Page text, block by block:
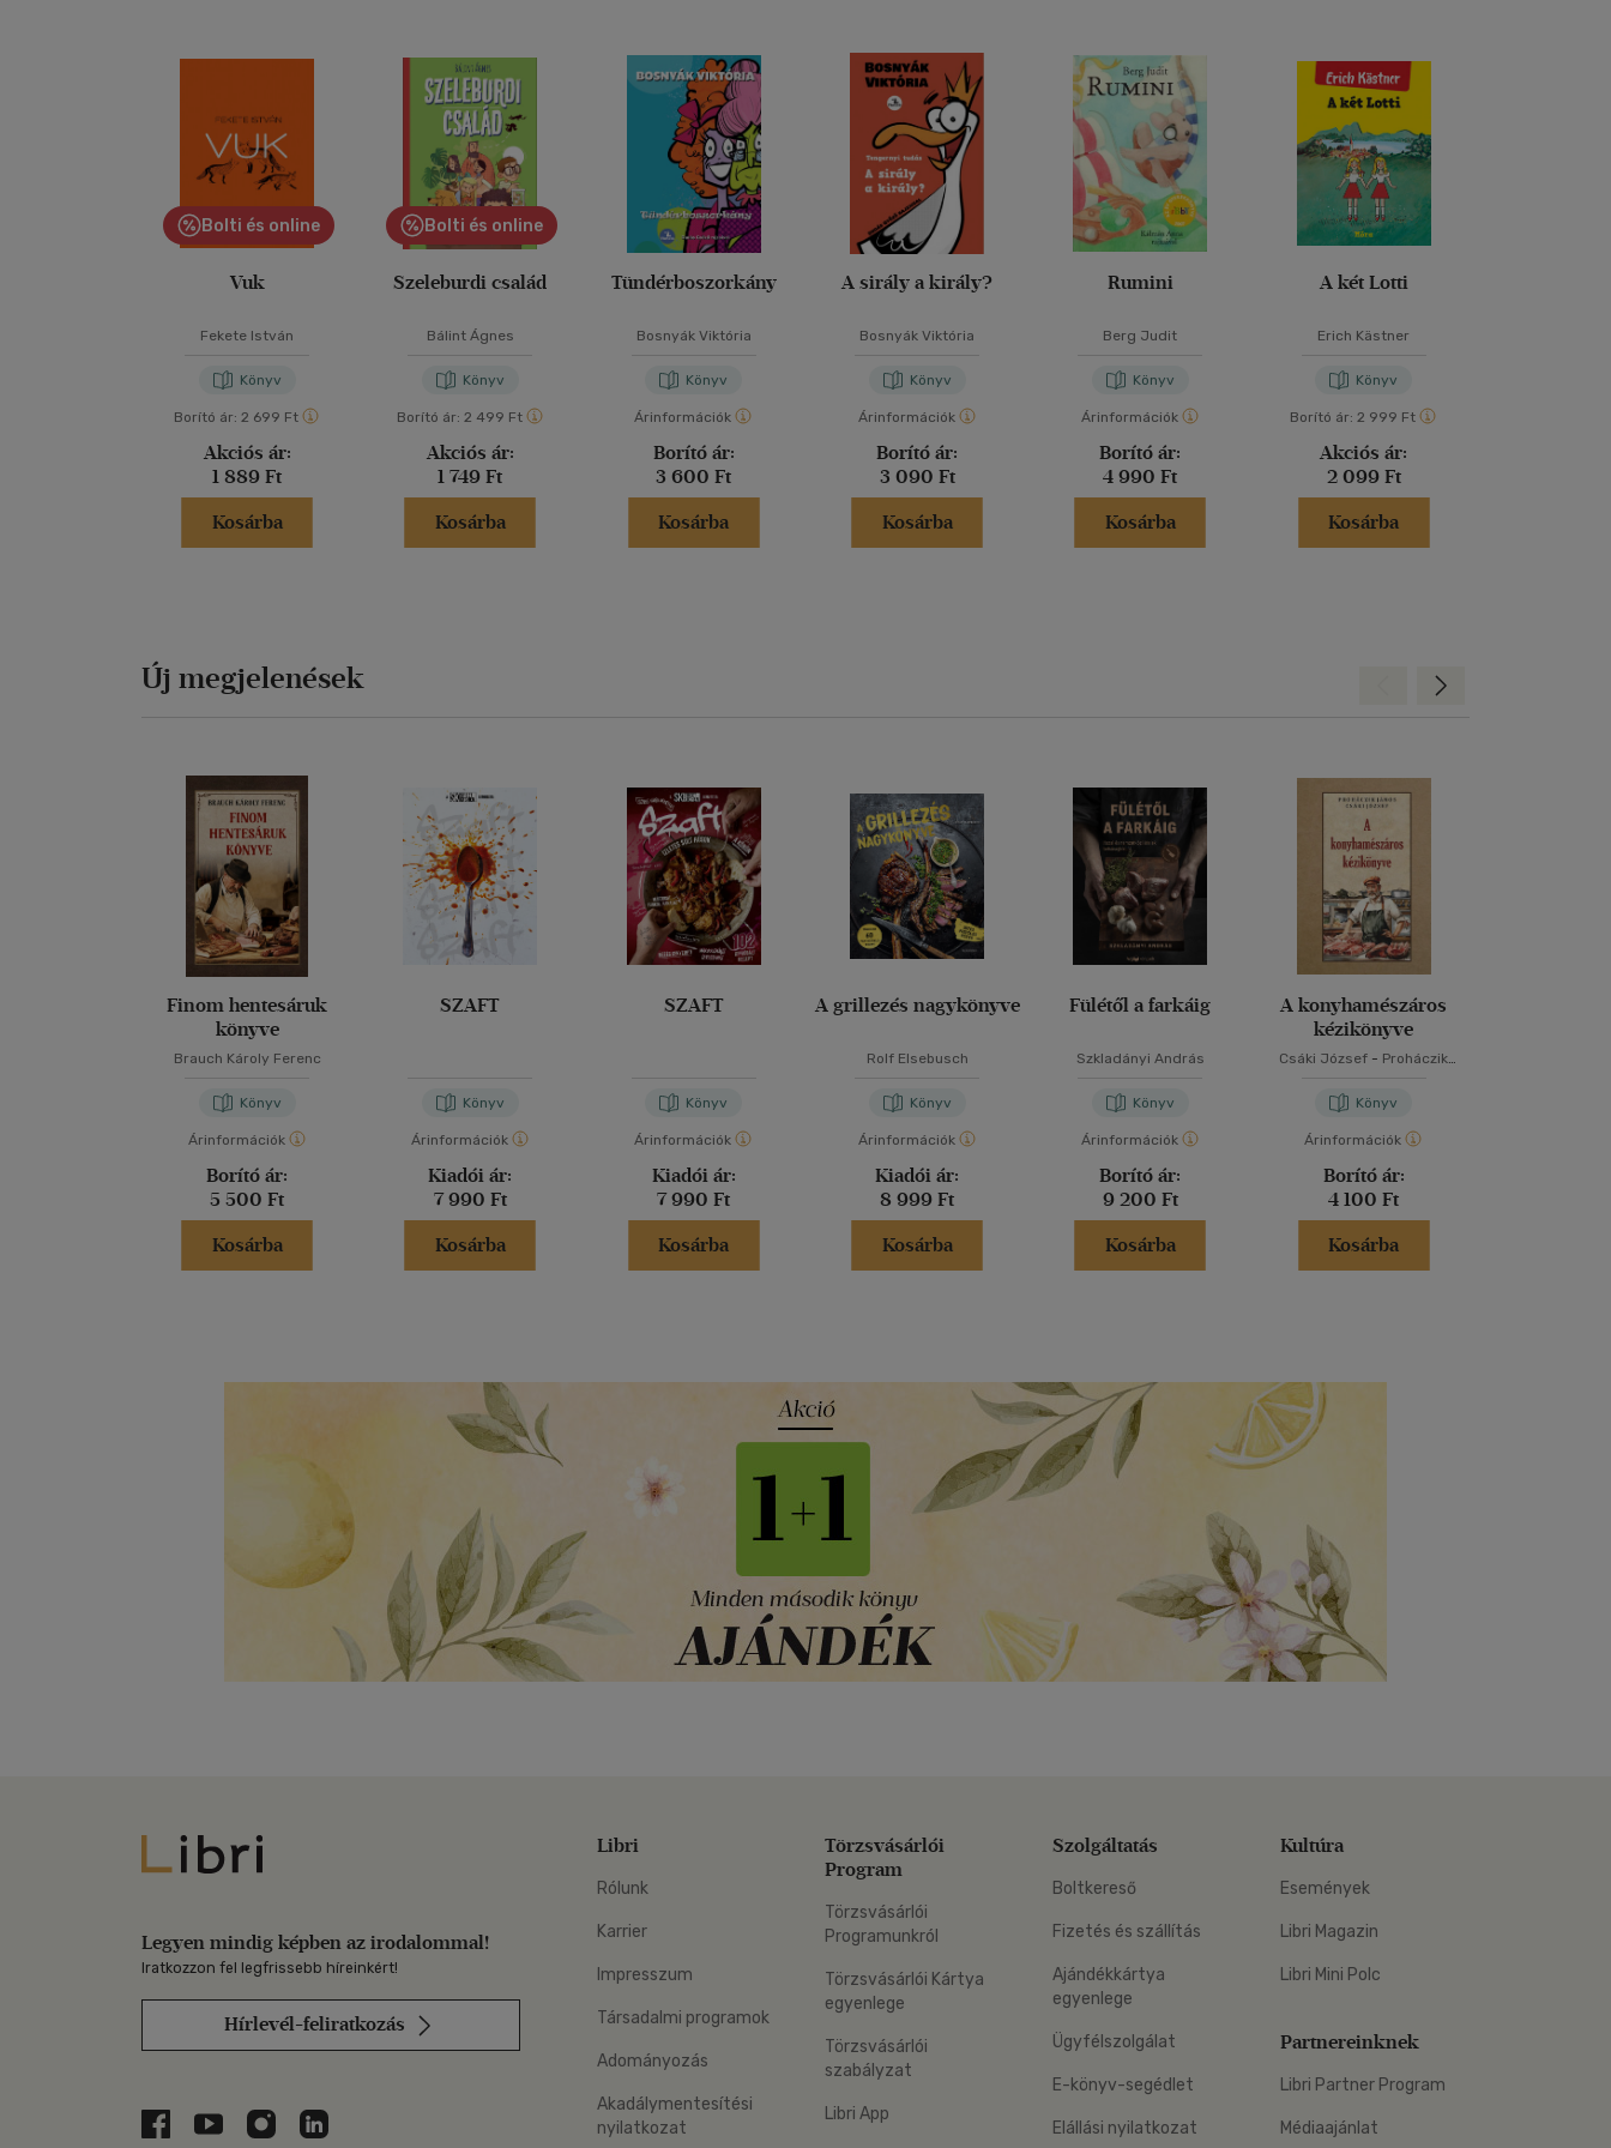
Bolti és online
Vuk
Fekete István
Könyv
Borító ár: 2 699 Ft
Akciós ár:
1 889 Ft
Kosárba
Bolti és online
Szeleburdi család
Bálint Ágnes
Könyv
Borító ár: 2 499 Ft
Akciós ár:
1 749 Ft
Kosárba
Tündérboszorkány
Bosnyák Viktória
Könyv
Árinformációk
Borító ár:
3 600 Ft
Kosárba
A sirály a király?
Bosnyák Viktória
Könyv
Árinformációk
Borító ár:
3 090 Ft
Kosárba
Rumini
Berg Judit
Könyv
Árinformációk
Borító ár:
4 990 Ft
Kosárba
A két Lotti
Erich Kästner
Könyv
Borító ár: 2 999 Ft
Akciós ár:
2 099 Ft
Kosárba
Új megjelenések
Finom hentesáruk
könyve
Brauch Károly Ferenc
Könyv
Árinformációk
Borító ár:
5 500 Ft
Kosárba
SZAFT
Könyv
Árinformációk
Kiadói ár:
7 990 Ft
Kosárba
SZAFT
Könyv
Árinformációk
Kiadói ár:
7 990 Ft
Kosárba
A grillezés nagykönyve
Rolf Elsebusch
Könyv
Árinformációk
Kiadói ár:
8 999 Ft
Kosárba
Fülétől a farkáig
Szkladányi András
Könyv
Árinformációk
Borító ár:
9 200 Ft
Kosárba
A konyhamészáros
kézikönyve
Csáki József - Proháczik
Könyv
Árinformációk
Borító ár:
4 100 Ft
Kosárba
Előre
Libri
Legyen mindig képben az irodalommal!
Iratkozzon fel legfrissebb híreinkért!
Hírlevél-feliratkozás
Libri a Facebookon
Libri a Youtube-on
Libri az Instagramon
Libri a LinkedInen
Libri
Rólunk
Karrier
Impresszum
Társadalmi programok
Adományozás
Akadálymentesítési
nyilatkozat
Törzsvásárlói
Program
Törzsvásárlói
Programunkról
Törzsvásárlói Kártya
egyenlege
Törzsvásárlói
szabályzat
Libri App
Szolgáltatás
Boltkereső
Fizetés és szállítás
Ajándékkártya
egyenlege
Ügyfélszolgálat
E-könyv-segédlet
Elállási nyilatkozat
Kultúra
Események
Libri Magazin
Libri Mini Polc
Partnereinknek
Libri Partner Program
Médiaajánlat